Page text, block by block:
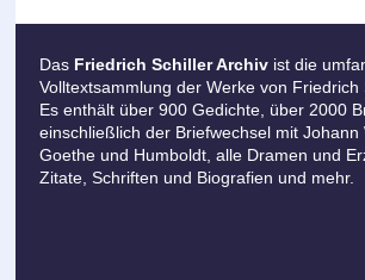
Das Friedrich Schiller Archiv ist die
Volltextsammlung der Werke von Friedrich
Es enthält über 900 Gedichte, über 2000
einschließlich der Briefwechsel mit Johann
Goethe und Humboldt, alle Dramen und
Zitate, Schriften und Biografien und mehr.